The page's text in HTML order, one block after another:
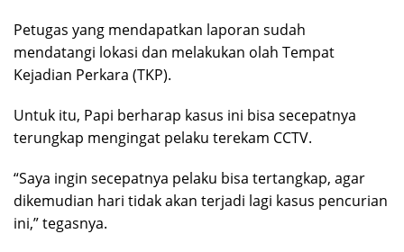
Petugas yang mendapatkan laporan sudah
mendatangi lokasi dan melakukan olah Tempat
Kejadian Perkara (TKP).
Untuk itu, Papi berharap kasus ini bisa secepatnya
terungkap mengingat pelaku terekam CCTV.
“Saya ingin secepatnya pelaku bisa tertangkap, agar
dikemudian hari tidak akan terjadi lagi kasus pencurian
ini,” tegasnya.